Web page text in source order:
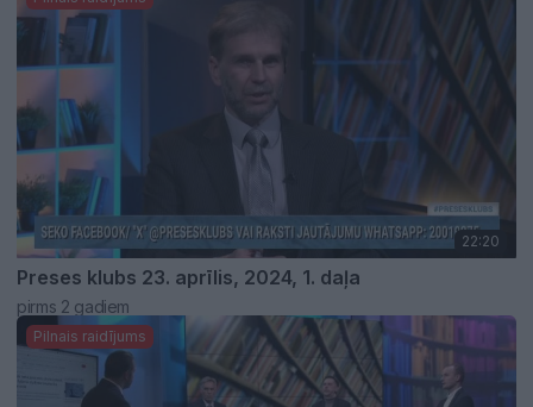
22:20
Preses klubs 23. aprīlis, 2024, 1. daļa
pirms 2 gadiem
Pilnais raidījums